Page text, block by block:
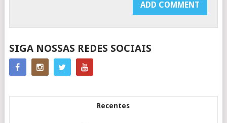
SIGA NOSSAS REDES SOCIAIS
Recentes